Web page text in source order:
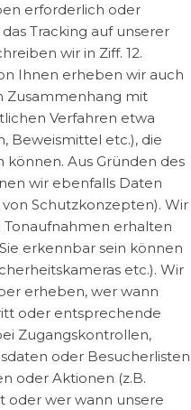
erforderlich oder
Tracking auf unserer
wir in Ziff. 12.
Ihnen erheben wir auch
Zusammenhang mit
Verfahren etwa
Beweismittel etc.), die
können. Aus Gründen des
wir ebenfalls Daten
Schutzkonzepten). Wir
Tonaufnahmen erhalten
erkennbar sein können
etc.). Wir
erheben, wer wann
oder entsprechende
Zugangskontrollen,
oder Besucherlisten
oder Aktionen (z.B.
wer wann unsere